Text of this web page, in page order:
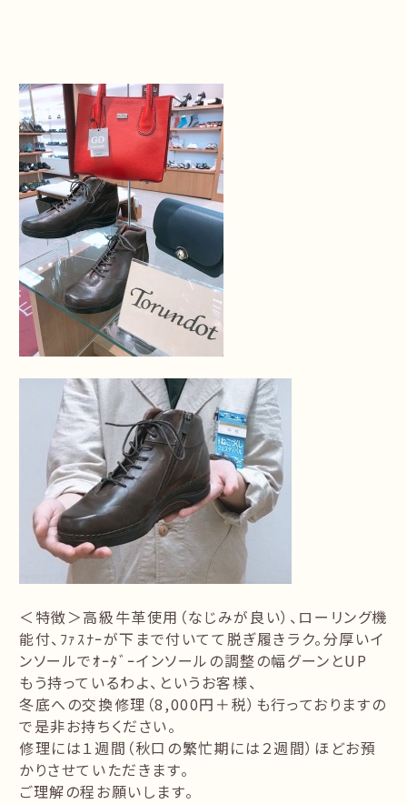
＜特徴＞高級牛革使用（なじみが良い）、ローリング機
能付、ﾌｧｽﾅｰが下まで付いてて脱ぎ履きラク。分厚いイ
ンソールでｵｰﾀﾞｰインソールの調整の幅グーンとUP
もう持っているわよ、というお客様、
冬底への交換修理（8,000円＋税）も行っておりますの
で是非お持ちください。
修理には１週間（秋口の繁忙期には２週間）ほどお預
かりさせていただきます。
ご理解の程お願いします。